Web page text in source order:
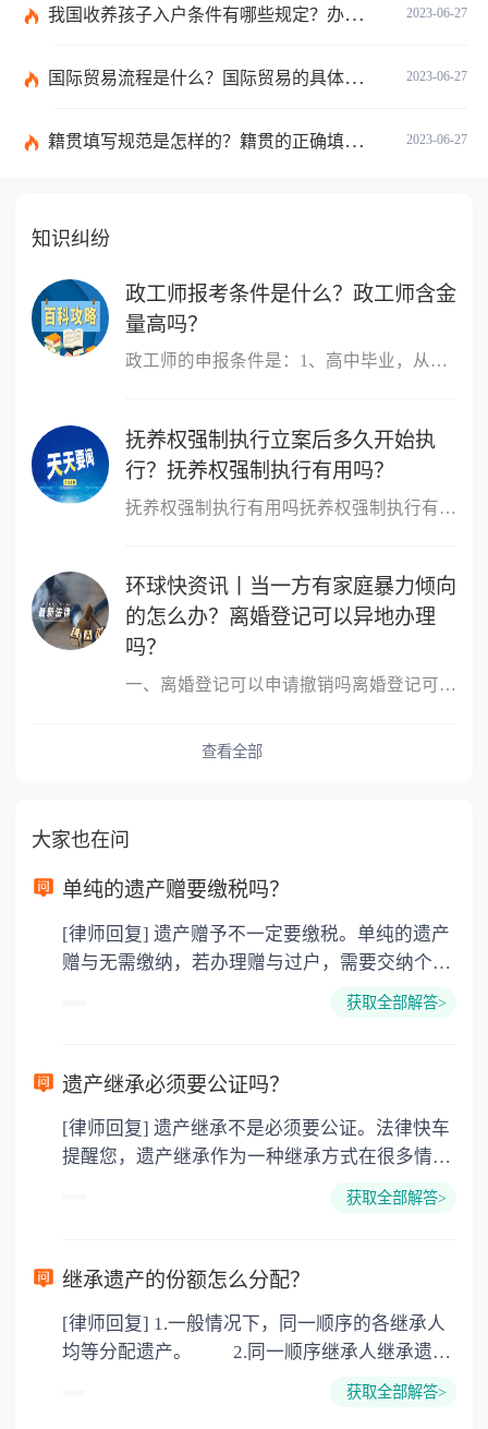
2023-06-27
我国收养孩子入户条件有哪些规定？办理收养登记的事实收养情况有几种？
2023-06-27
国际贸易流程是什么？国际贸易的具体流程的内容都有哪些？
2023-06-27
籍贯填写规范是怎样的？籍贯的正确填写规范是什么？-天天微动态
知识纠纷
政工师报考条件是什么？政工师含金
量高吗？
政工师的申报条件是：1、高中毕业，从事思想政治工作三年以上;2、大
抚养权强制执行立案后多久开始执
行？抚养权强制执行有用吗？
抚养权强制执行有用吗抚养权强制执行有用，抚养权也是可以申请强制
环球快资讯丨当一方有家庭暴力倾向
的怎么办？离婚登记可以异地办理
吗？
一、离婚登记可以申请撤销吗离婚登记可以申请撤销。依据我国最新《
查看全部
大家也在问
单纯的遗产赠要缴税吗？
[律师回复] 遗产赠予不一定要缴税。单纯的遗产
赠与无需缴纳，若办理赠与过户，需要交纳个人
所得税、契税和公证费。赠与过户是没有增值税
要缴纳公证费，具体如下： 1. 公证费：按房
3. 印花税：按房屋评估价的0.05%缴纳 4. 土
地增值税：按房价1%缴纳 5. 房屋产权登记费：
获取全部解答>
遗产继承必须要公证吗？
[律师回复] 遗产继承不是必须要公证。法律快车
提醒您，遗产继承作为一种继承方式在很多情况
下都是不需要公证的，当然，如果需要公正的也
以防对财产继承发生纠纷，可以对遗产继承进行
公证。
获取全部解答>
继承遗产的份额怎么分配？
[律师回复] 1.一般情况下，同一顺序的各继承人
均等分配遗产。 2.同一顺序继承人继承遗产
获取全部解答>